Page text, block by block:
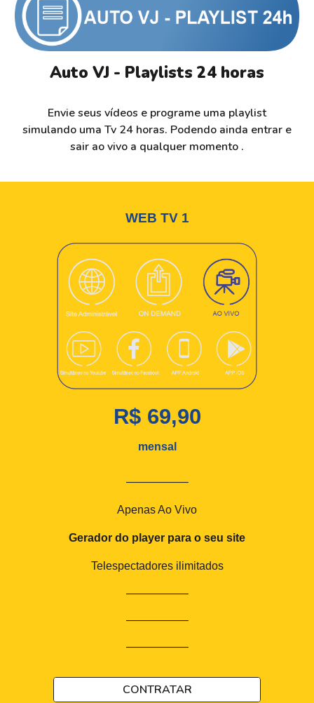
Auto VJ - Playlists 24 horas
Envie seus vídeos e programe uma playlist
simulando uma Tv 24 horas. Podendo ainda entrar e
sair ao vivo a qualquer momento .
WEB TV1
R$ 69,90
mensal
—————–
Apenas Ao Vivo
Gerador do player para o seu site
Telespectadores ilimitados
—————–
—————–
—————–
CONTRATAR